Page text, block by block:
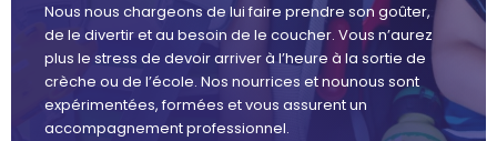
Nous nous chargeons de lui faire prendre son goûter,
de le divertir et au besoin de le coucher. Vous n’aurez
plus le stress de devoir arriver à l’heure à la sortie de
crèche ou de l’école. Nos nourrices et nounous sont
expérimentées, formées et vous assurent un
accompagnement professionnel.